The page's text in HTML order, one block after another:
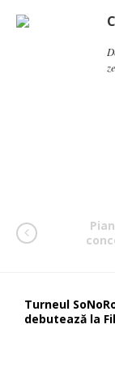
Turneul
debutează la